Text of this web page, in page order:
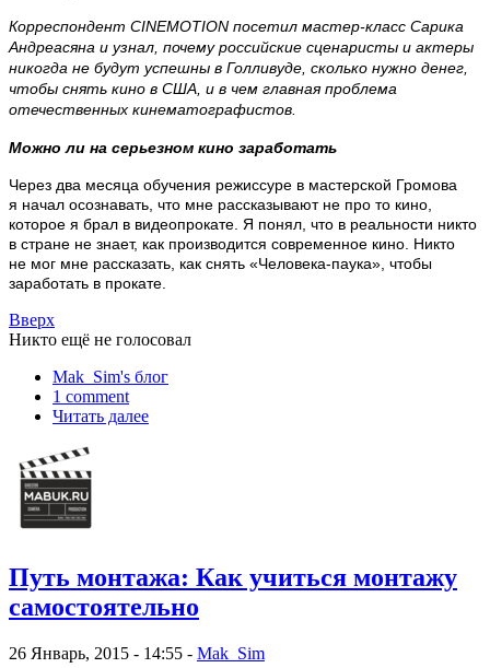
Корреспондент CINEMOTION посетил мастер-класс Сарика
Андреасяна и узнал, почему российские сценаристы и актеры
никогда не будут успешны в Голливуде, сколько нужно денег,
чтобы снять кино в США, и в чем главная проблема
отечественных кинематографистов.
Можно ли на серьезном кино заработать
Через два месяца обучения режиссуре в мастерской Громова
я начал осознавать, что мне рассказывают не про то кино,
которое я брал в видеопрокате. Я понял, что в реальности никто
в стране не знает, как производится современное кино. Никто
не мог мне рассказать, как снять «Человека-паука», чтобы
заработать в прокате.
Вверх
Никто ещё не голосовал
Mak_Sim's блог
1 comment
Читать далее
Путь монтажа: Как учиться монтажу
самостоятельно
26 Январь, 2015 - 14:55 - Mak_Sim